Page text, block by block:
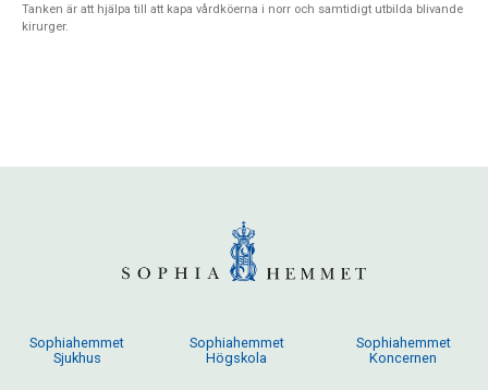
Tanken är att hjälpa till att kapa vårdköerna i norr och samtidigt utbilda blivande
kirurger.
Sophiahemmet
Sjukhus
Sophiahemmet
Högskola
Sophiahemmet
Koncernen